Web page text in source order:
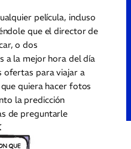
película, incluso
que el director de
o dos
a la mejor hora del día
ofertas para viajar a
quiera hacer fotos
la predicción
de preguntarle